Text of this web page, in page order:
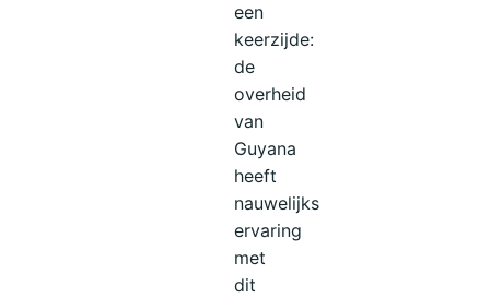
een
keerzijde:
de
overheid
van
Guyana
heeft
nauwelijks
ervaring
met
dit